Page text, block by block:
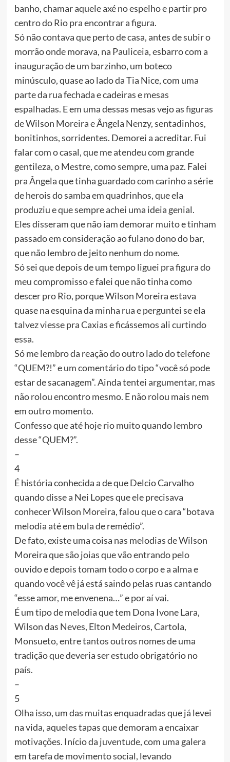
banho, chamar aquele axé no espelho e partir pro
centro do Rio pra encontrar a figura.
Só não contava que perto de casa, antes de subir o
morrão onde morava, na Pauliceia, esbarro com a
inauguração de um barzinho, um boteco
minúsculo, quase ao lado da Tia Nice, com uma
parte da rua fechada e cadeiras e mesas
espalhadas. E em uma dessas mesas vejo as figuras
de Wilson Moreira e Ângela Nenzy, sentadinhos,
bonitinhos, sorridentes. Demorei a acreditar. Fui
falar com o casal, que me atendeu com grande
gentileza, o Mestre, como sempre, uma paz. Falei
pra Ângela que tinha guardado com carinho a série
de herois do samba em quadrinhos, que ela
produziu e que sempre achei uma ideia genial.
Eles disseram que não iam demorar muito e tinham
passado em consideração ao fulano dono do bar,
que não lembro de jeito nenhum do nome.
Só sei que depois de um tempo liguei pra figura do
meu compromisso e falei que não tinha como
descer pro Rio, porque Wilson Moreira estava
quase na esquina da minha rua e perguntei se ela
talvez viesse pra Caxias e ficássemos ali curtindo
essa.
Só me lembro da reação do outro lado do telefone
“QUEM?!” e um comentário do tipo “você só pode
estar de sacanagem”. Ainda tentei argumentar, mas
não rolou encontro mesmo. E não rolou mais nem
em outro momento.
Confesso que até hoje rio muito quando lembro
desse “QUEM?”.
–
4
É história conhecida a de que Delcio Carvalho
quando disse a Nei Lopes que ele precisava
conhecer Wilson Moreira, falou que o cara “botava
melodia até em bula de remédio”.
De fato, existe uma coisa nas melodias de Wilson
Moreira que são joias que vão entrando pelo
ouvido e depois tomam todo o corpo e a alma e
quando você vê já está saindo pelas ruas cantando
“esse amor, me envenena…” e por aí vai.
É um tipo de melodia que tem Dona Ivone Lara,
Wilson das Neves, Elton Medeiros, Cartola,
Monsueto, entre tantos outros nomes de uma
tradição que deveria ser estudo obrigatório no
país.
–
5
Olha isso, um das muitas enquadradas que já levei
na vida, aqueles tapas que demoram a encaixar
motivações. Início da juventude, com uma galera
em tarefa de movimento social, levando